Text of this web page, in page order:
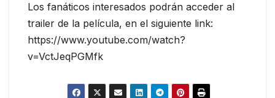
Los fanáticos interesados podrán acceder al
trailer de la película, en el siguiente link:
https://www.youtube.com/watch?
v=VctJeqPGMfk